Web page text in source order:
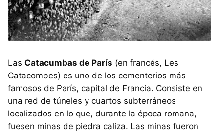
Las Catacumbas de París (en francés, Les
Catacombes) es uno de los cementerios más
famosos de París, capital de Francia. Consiste en
una red de túneles y cuartos subterráneos
localizados en lo que, durante la época romana,
fuesen minas de piedra caliza. Las minas fueron